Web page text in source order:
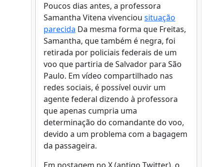
Poucos dias antes, a professora
Samantha Vitena vivenciou situação
parecida Da mesma forma que Freitas,
Samantha, que também é negra, foi
retirada por policiais federais de um
voo que partiria de Salvador para São
Paulo. Em vídeo compartilhado nas
redes sociais, é possível ouvir um
agente federal dizendo à professora
que apenas cumpria uma
determinação do comandante do voo,
devido a um problema com a bagagem
da passageira.